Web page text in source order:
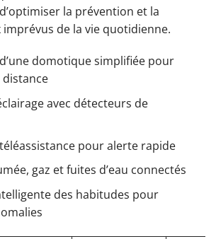
la prévention et la
de la vie quotidienne.
domotique simplifiée pour
avec détecteurs de
pour alerte rapide
gaz et fuites d’eau connectés
des habitudes pour